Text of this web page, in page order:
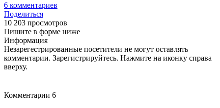
6 комментариев
Поделиться
10 203 просмотров
Пишите в форме ниже
Информация
Незарегестрированные посетители не могут оставлять
комментарии. Зарегистрируйтесь. Нажмите на иконку справа
вверху.
Комментарии 6